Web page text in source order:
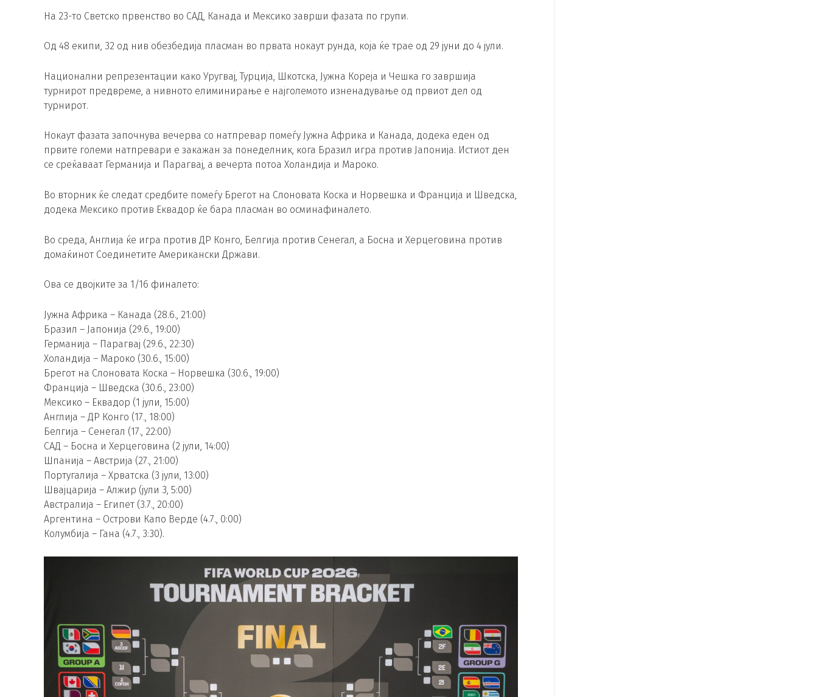
На 23-то Светско првенство во САД, Канада и Мексико заврши фазата по групи.
Од 48 екипи, 32 од нив обезбедија пласман во првата нокаут рунда, која ќе трае од 29 јуни до 4 јули.
Национални репрезентации како Уругвај, Турција, Шкотска, Јужна Кореја и Чешка го завршија
турнирот предвреме, а нивното елиминирање е најголемото изненадување од првиот дел од
турнирот.
Нокаут фазата започнува вечерва со натпревар помеѓу Јужна Африка и Канада, додека еден од
првите големи натпревари е закажан за понеделник, кога Бразил игра против Јапонија. Истиот ден
се среќаваат Германија и Парагвај, а вечерта потоа Холандија и Мароко.
Во вторник ќе следат средбите помеѓу Брегот на Слоновата Коска и Норвешка и Франција и Шведска,
додека Мексико против Еквадор ќе бара пласман во осминафиналето.
Во среда, Англија ќе игра против ДР Конго, Белгија против Сенегал, а Босна и Херцеговина против
домаќинот Соединетите Американски Држави.
Ова се двојките за 1/16 финалето:
Јужна Африка – Канада (28.6., 21:00)
Бразил – Јапонија (29.6., 19:00)
Германија – Парагвај (29.6., 22:30)
Холандија – Мароко (30.6., 15:00)
Брегот на Слоновата Коска – Норвешка (30.6., 19:00)
Франција – Шведска (30.6., 23:00)
Мексико – Еквадор (1 јули, 15:00)
Англија – ДР Конго (17., 18:00)
Белгија – Сенегал (17., 22:00)
САД – Босна и Херцеговина (2 јули, 14:00)
Шпанија – Австрија (27., 21:00)
Португалија – Хрватска (3 јули, 13:00)
Швајцарија – Алжир (јули 3, 5:00)
Австралија – Египет (3.7., 20:00)
Аргентина – Острови Капо Верде (4.7., 0:00)
Колумбија – Гана (4.7., 3:30).